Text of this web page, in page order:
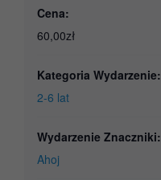
Cena:
60,00zł
Kategoria Wydarzenie:
2-6 lat
Wydarzenie Znaczniki:
Ahoj